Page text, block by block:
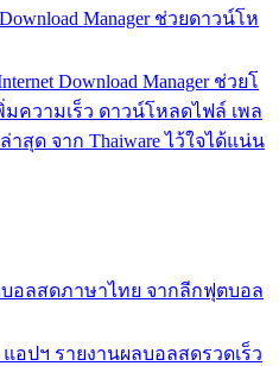
Manager ช่วยดาวน์โห
Download Manager ช่วยโ
มความเร็ว ดาวน์โหลดไฟล์ เพล
สุด จาก Thaiware ไว้ใจได้แน่น
บอลสดภาษาไทย จากลีกฟุตบอล
อปฯ รายงานผลบอลสดรวดเร็ว